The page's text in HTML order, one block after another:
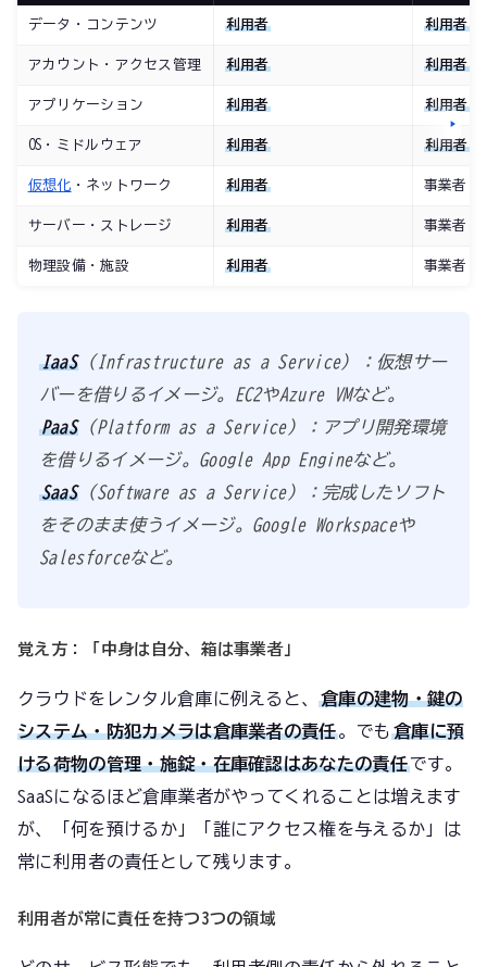
データ・コンテンツ 利用者 利用者
アカウント・アクセス管理 利用者 利用者
アプリケーション 利用者 利用者
OS・ミドルウェア 利用者 利用者
仮想化 ・ネットワーク 利用者 事業者
サーバー・ストレージ 利用者 事業者
物理設備・施設 利用者 事業者
IaaS（Infrastructure as a Service）：仮想サー
バーを借りるイメージ。EC2やAzure VMなど。
PaaS（Platform as a Service）：アプリ開発環境
を借りるイメージ。Google App Engineなど。
SaaS（Software as a Service）：完成したソフト
をそのまま使うイメージ。Google Workspaceや
Salesforceなど。
覚え方：「中身は自分、箱は事業者」
クラウドをレンタル倉庫に例えると、倉庫の建物・鍵の
システム・防犯カメラは倉庫業者の責任。でも倉庫に預
ける荷物の管理・施錠・在庫確認はあなたの責任です。
SaaSになるほど倉庫業者がやってくれることは増えます
が、「何を預けるか」「誰にアクセス権を与えるか」は
常に利用者の責任として残ります。
利用者が常に責任を持つ3つの領域